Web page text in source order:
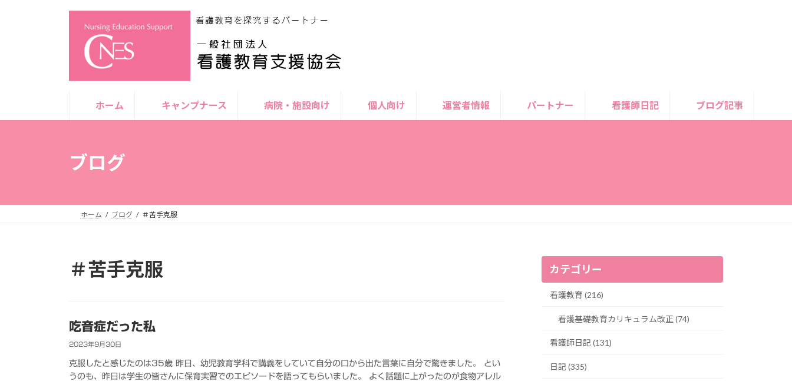
ッ
移
ホーム キャンプナース 病院・施設向け 個人向け 運営者情報 パートナー 看護師日記 ブログ記事
ブログ
ホーム ブログ ＃苦手克服
＃苦手克服
吃音症だった私
2023年9月30日
克服したと感じたのは35歳 昨日、幼児教育学科で講義をしていて自分の口から出た言葉に自分で驚きました。 とい
うのも、昨日は学生の皆さんに保育実習でのエピソードを語ってもらいました。 よく話題に上がったのが食物アレル
カテゴリー
看護教育 (216)
看護基礎教育カリキュラム改正 (74)
看護師日記 (131)
日記 (335)